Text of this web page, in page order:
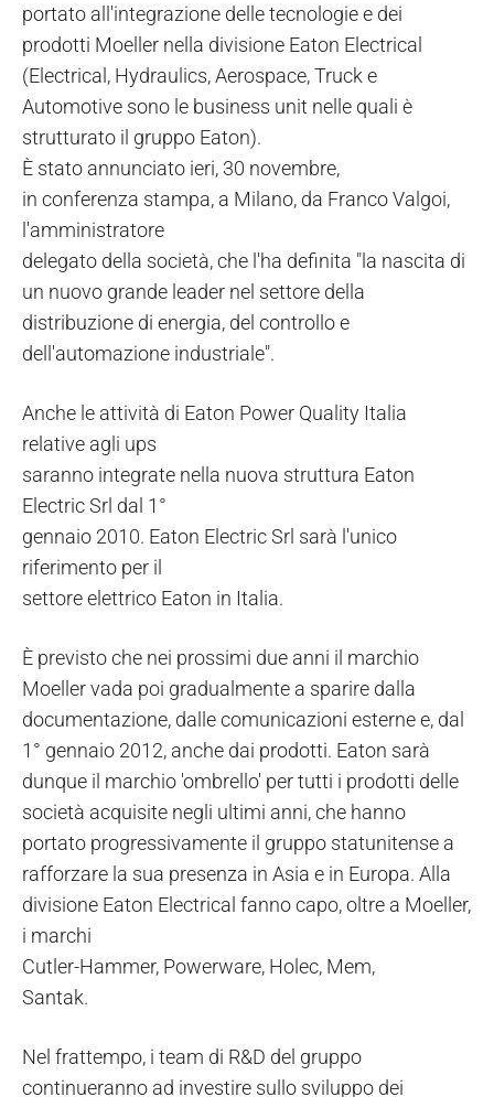
portato all'integrazione delle tecnologie e dei
prodotti Moeller nella divisione Eaton Electrical
(Electrical, Hydraulics, Aerospace, Truck e
Automotive sono le business unit nelle quali è
strutturato il gruppo Eaton).
È stato annunciato ieri, 30 novembre,
in conferenza stampa, a Milano, da Franco Valgoi,
l'amministratore
delegato della società, che l'ha definita "la nascita di
un nuovo grande leader nel settore della
distribuzione di energia, del controllo e
dell'automazione industriale".
Anche le attività di Eaton Power Quality Italia
relative agli ups
saranno integrate nella nuova struttura Eaton
Electric Srl dal 1°
gennaio 2010. Eaton Electric Srl sarà l'unico
riferimento per il
settore elettrico Eaton in Italia.
È previsto che nei prossimi due anni il marchio
Moeller vada poi gradualmente a sparire dalla
documentazione, dalle comunicazioni esterne e, dal
1° gennaio 2012, anche dai prodotti. Eaton sarà
dunque il marchio 'ombrello' per tutti i prodotti delle
società acquisite negli ultimi anni, che hanno
portato progressivamente il gruppo statunitense a
rafforzare la sua presenza in Asia e in Europa. Alla
divisione Eaton Electrical fanno capo, oltre a Moeller,
i marchi
Cutler-Hammer, Powerware, Holec, Mem,
Santak.
Nel frattempo, i team di R&D del gruppo
continueranno ad investire sullo sviluppo dei